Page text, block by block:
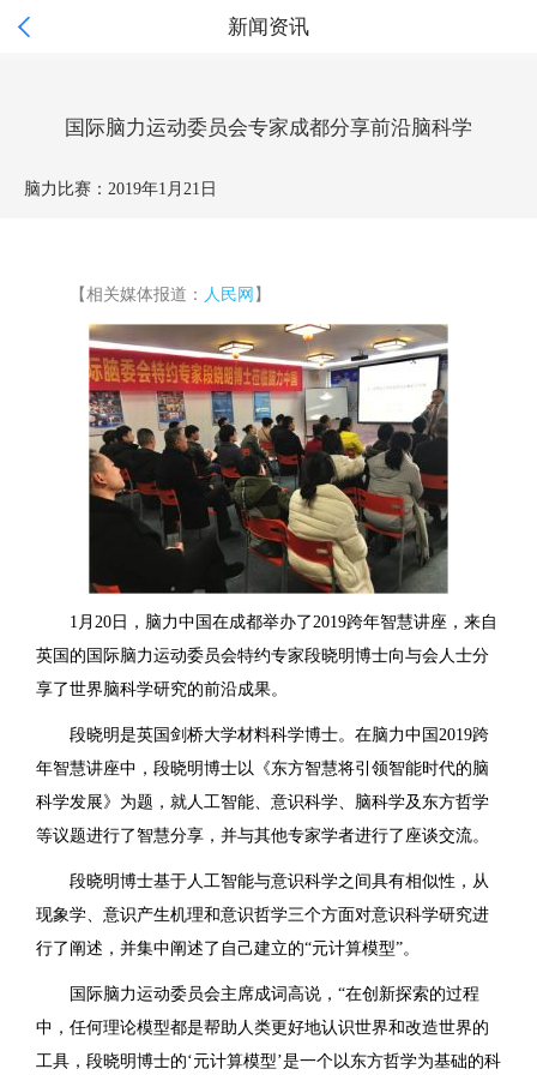
 新闻资讯
国际脑力运动委员会专家成都分享前沿脑科学
脑力比赛： 2019年1月21日
【相关媒体报道： 人民网 】
1月20日，脑力中国在成都举办了2019跨年智慧讲座，来自
英国的国际脑力运动委员会特约专家段晓明博士向与会人士分
享了世界脑科学研究的前沿成果。
段晓明是英国剑桥大学材料科学博士。在脑力中国2019跨
年智慧讲座中，段晓明博士以《东方智慧将引领智能时代的脑
科学发展》为题，就人工智能、意识科学、脑科学及东方哲学
等议题进行了智慧分享，并与其他专家学者进行了座谈交流。
段晓明博士基于人工智能与意识科学之间具有相似性，从
现象学、意识产生机理和意识哲学三个方面对意识科学研究进
行了阐述，并集中阐述了自己建立的“元计算模型”。
国际脑力运动委员会主席成词高说，“在创新探索的过程
中，任何理论模型都是帮助人类更好地认识世界和改造世界的
工具，段晓明博士的‘元计算模型’是一个以东方哲学为基础的科